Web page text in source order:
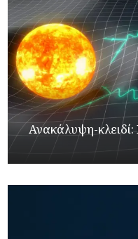
Ανακάλυψη-κλειδί: